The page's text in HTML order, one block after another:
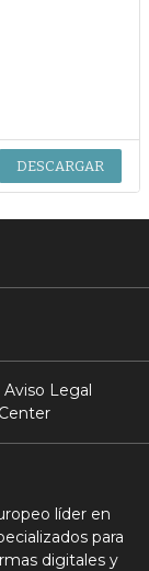
DESCARGAR
Aviso Legal
líder en
para
digitales y